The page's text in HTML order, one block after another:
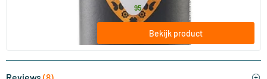
vanaf21 .95
Bekijk product